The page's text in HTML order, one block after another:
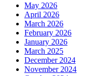
May 2026
April 2026
March 2026
February 2026
January 2026
March 2025
December 2024
November 2024